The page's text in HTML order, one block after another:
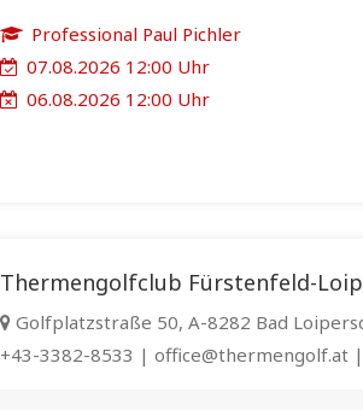
Professional Paul Pichler
07.08.2026 12:00 Uhr
06.08.2026 12:00 Uhr
Thermengolfclub Fürstenfeld-
Golfplatzstraße 50, A-8282 Bad
+43-3382-8533 | office@thermengolf.at